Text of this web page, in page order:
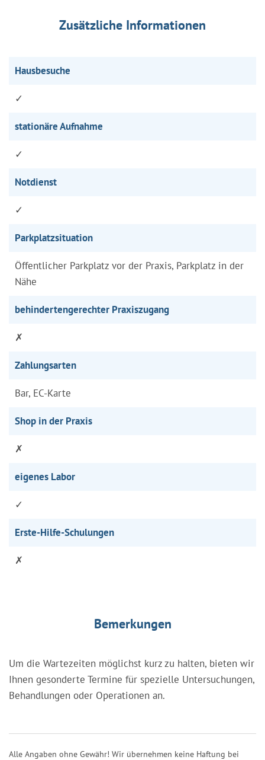
Zusätzliche Informationen
Hausbesuche
✓
stationäre Aufnahme
✓
Notdienst
✓
Parkplatzsituation
Öffentlicher Parkplatz vor der Praxis, Parkplatz in der
Nähe
behindertengerechter Praxiszugang
✗
Zahlungsarten
Bar, EC-Karte
Shop in der Praxis
✗
eigenes Labor
✓
Erste-Hilfe-Schulungen
✗
Bemerkungen
Um die Wartezeiten möglichst kurz zu halten, bieten wir
Ihnen gesonderte Termine für spezielle Untersuchungen,
Behandlungen oder Operationen an.
Alle Angaben ohne Gewähr! Wir übernehmen keine Haftung bei